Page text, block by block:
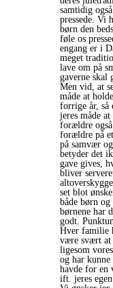
samtidig
pressede. Vi
børn den
føle os
engang er i
meget
lave om på
gaverne skal
Men vid, at
måde at
forrige år, så
jeres måde
forældre også
forældre på
på samvær
betyder det
gave gives,
bliver
set blot
både børn
børnene har
godt.
Hver familie
være svært at
ligesom
og har kunne
havde for en
ift. jeres